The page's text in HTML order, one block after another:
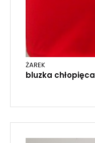
ŻAREK
bluzka